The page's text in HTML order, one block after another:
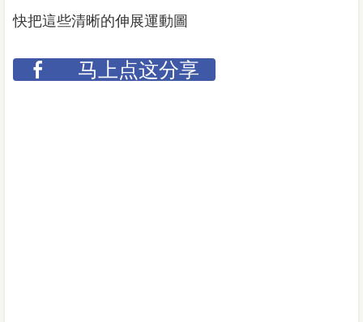
快把這些清晰的伸展運動圖
马上点这分享